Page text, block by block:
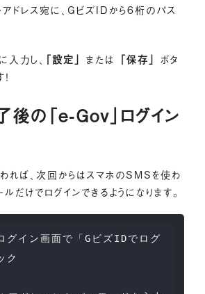
ドレス宛に、GビズIDから6桁のパス
力し、 「設定」 または 「保存」 ボタ
の「e-Gov」ログイン
れば、次回からはスマホのSMSを使わ
ルだけでログインできるようになります。
グイン画面で「GビズIDでログ
ク